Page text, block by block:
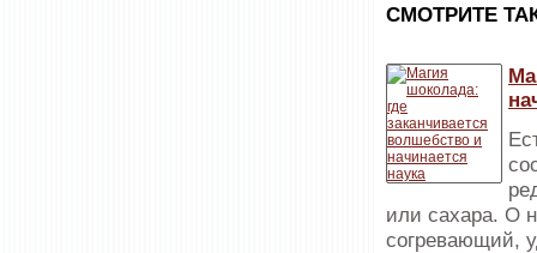
CМОТРИТЕ
или сахара. О
согревающий,